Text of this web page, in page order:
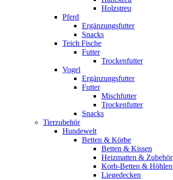
Holzstreu
Pferd
Ergänzungsfutter
Snacks
Teich Fische
Futter
Trockenfutter
Vogel
Ergänzungsfutter
Futter
Mischfutter
Trockenfutter
Snacks
Tierzubehör
Hundewelt
Betten & Körbe
Betten & Kissen
Heizmatten & Zubehör
Korb-Betten & Höhlen
Liegedecken